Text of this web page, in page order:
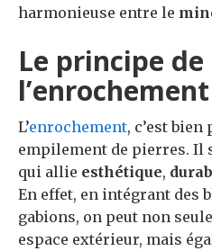
harmonieuse entre le
Le principe de
l’enrochement
L’enrochement, c’est
empilement de pierres. Il
qui allie esthétique,
En effet, en intégrant des
gabions, on peut non
espace extérieur, mais